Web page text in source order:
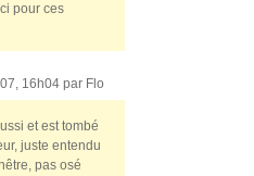
pour ces
16h04 par Flo
et est tombé
juste entendu
pas osé